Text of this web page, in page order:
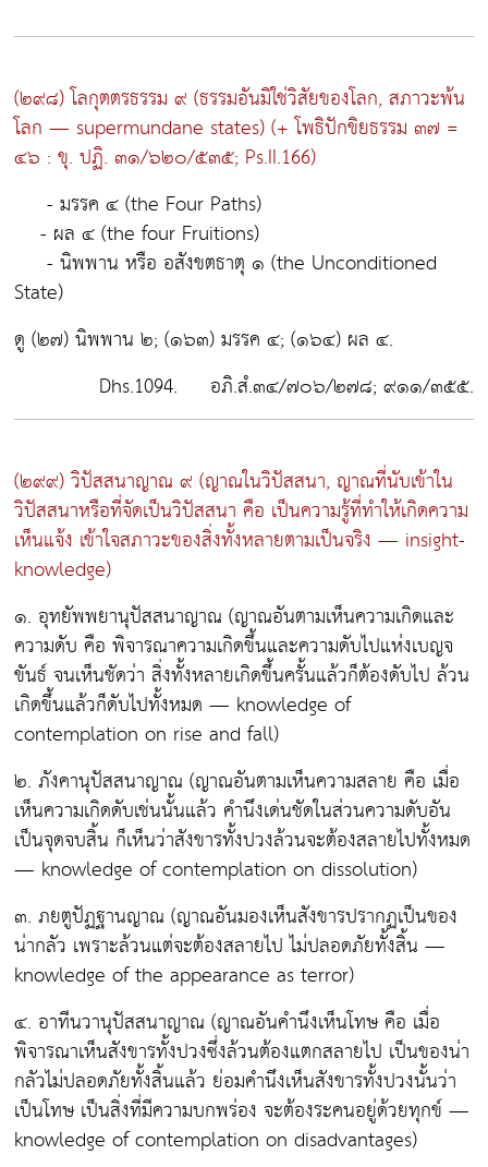
(๒๙๘) โลกุตตรธรรม ๙ (ธรรมอันมิใช่วิสัยของโลก, สภาวะพ้น
โลก — supermundane states) (+ โพธิปักขิยธรรม ๓๗ =
๔๖ : ขุ. ปฏิ. ๓๑/๖๒๐/๕๓๕; Ps.II.166)
- มรรค ๔(the Four Paths)
- ผล ๔(the four Fruitions)
- นิพพาน หรือ อสังขตธาตุ ๑ (the Unconditioned
State)
ดู (๒๗) นิพพาน ๒; (๑๖๓) มรรค ๔; (๑๖๔) ผล ๔.
Dhs.1094. อภิ.สํ.๓๔/๗๐๖/๒๗๘; ๙๑๑/๓๕๕.
(๒๙๙) วิปัสสนาญาณ ๙ (ญาณในวิปัสสนา, ญาณที่นับเข้าใน
วิปัสสนาหรือที่จัดเป็นวิปัสสนา คือ เป็นความรู้ที่ทำให้เกิดความ
เห็นแจ้ง เข้าใจสภาวะของสิ่งทั้งหลายตามเป็นจริง — insight-
knowledge)
๑. อุทยัพพยานุปัสสนาญาณ (ญาณอันตามเห็นความเกิดและ
ความดับ คือ พิจารณาความเกิดขึ้นและความดับไปแห่งเบญจ
ขันธ์ จนเห็นชัดว่า สิ่งทั้งหลายเกิดขึ้นครั้นแล้วก็ต้องดับไป ล้วน
เกิดขึ้นแล้วก็ดับไปทั้งหมด — knowledge of
contemplation on rise and fall)
๒. ภังคานุปัสสนาญาณ (ญาณอันตามเห็นความสลาย คือ เมื่อ
เห็นความเกิดดับเช่นนั้นแล้ว คำนึงเด่นชัดในส่วนความดับอัน
เป็นจุดจบสิ้น ก็เห็นว่าสังขารทั้งปวงล้วนจะต้องสลายไปทั้งหมด
— knowledge of contemplation on dissolution)
๓. ภยตูปัฏฐานญาณ (ญาณอันมองเห็นสังขารปรากฏเป็นของ
น่ากลัว เพราะล้วนแต่จะต้องสลายไป ไม่ปลอดภัยทั้งสิ้น —
knowledge of the appearance as terror)
๔. อาทีนวานุปัสสนาญาณ (ญาณอันคำนึงเห็นโทษ คือ เมื่อ
พิจารณาเห็นสังขารทั้งปวงซึ่งล้วนต้องแตกสลายไป เป็นของน่า
กลัวไม่ปลอดภัยทั้งสิ้นแล้ว ย่อมคำนึงเห็นสังขารทั้งปวงนั้นว่า
เป็นโทษ เป็นสิ่งที่มีความบกพร่อง จะต้องระคนอยู่ด้วยทุกข์ —
knowledge of contemplation on disadvantages)